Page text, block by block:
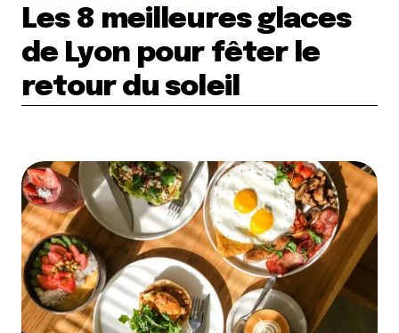
Les 8 meilleures glaces
de Lyon pour fêter le
retour du soleil